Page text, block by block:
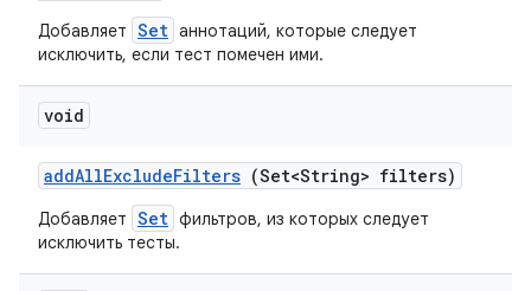
Добавляет Set аннотаций, которые следует
исключить, если тест помечен ими.
void
addAllExcludeFilters (Set<String> filters)
Добавляет Set фильтров, из которых следует
исключить тесты.